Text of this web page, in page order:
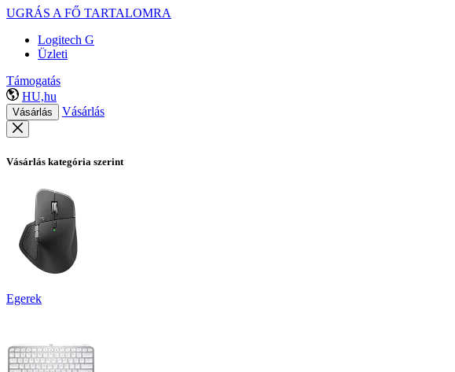
UGRÁS A FŐ TARTALOMRA
Logitech G
Üzleti
Támogatás
HU,hu
Vásárlás Vásárlás
Vásárlás kategória szerint
Egerek